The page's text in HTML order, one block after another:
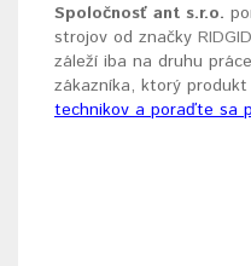
Spoločnosť ant s.r.o.
strojov od značky RIDGID
záleží iba na druhu
zákazníka, ktorý produkt
technikov a poraďte sa